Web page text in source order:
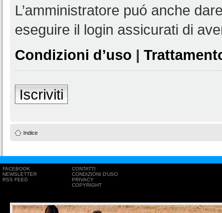
L’amministratore puó anche
eseguire il login assicurati di
Condizioni d’uso |
Iscriviti
Indice
FACEBOOK
NEWSLETTER
RSS FEED
CONTATTI
CONDIZIONI D'USO
PRIVACY
COPYRIGHT